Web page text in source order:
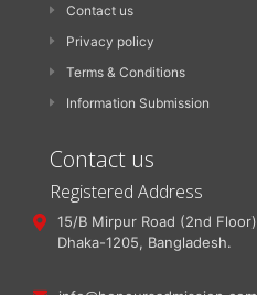
Contact us
Privacy policy
Terms & Conditions
Information Submission
Contact us
Registered Address
15/B Mirpur Road (2nd
Dhaka-1205, Bangladesh.